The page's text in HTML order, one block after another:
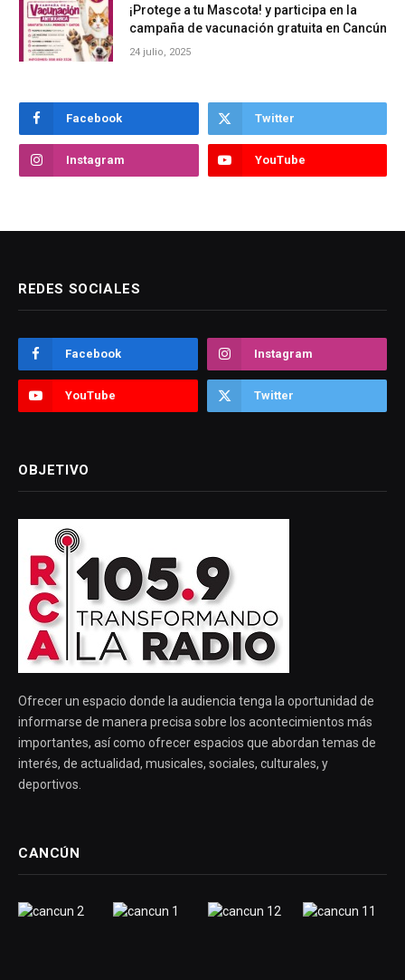
¡Protege a tu Mascota! y participa en la
campaña de vacunación gratuita en Cancún
24 julio, 2025
Facebook Twitter
Instagram YouTube
REDES SOCIALES
Facebook Instagram
YouTube Twitter
OBJETIVO
Ofrecer un espacio donde la audiencia tenga la oportunidad de
informarse de manera precisa sobre los acontecimientos más
importantes, así como ofrecer espacios que abordan temas de
interés, de actualidad, musicales, sociales, culturales, y
deportivos.
CANCÚN